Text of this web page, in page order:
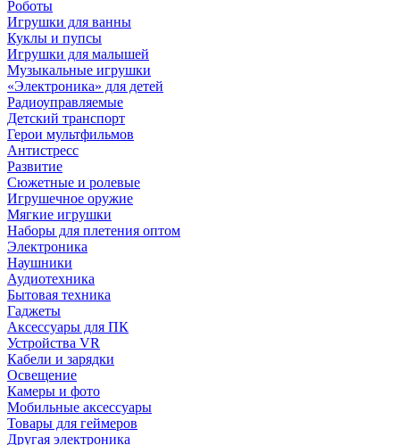
Роботы
Игрушки для ванны
Куклы и пупсы
Игрушки для малышей
Музыкальные игрушки
«Электроника» для детей
Радиоуправляемые
Детский транспорт
Герои мультфильмов
Антистресс
Развитие
Сюжетные и ролевые
Игрушечное оружие
Мягкие игрушки
Наборы для плетения оптом
Электроника
Наушники
Аудиотехника
Бытовая техника
Гаджеты
Аксессуары для ПК
Устройства VR
Кабели и зарядки
Освещение
Камеры и фото
Мобильные аксессуары
Товары для геймеров
Другая электроника